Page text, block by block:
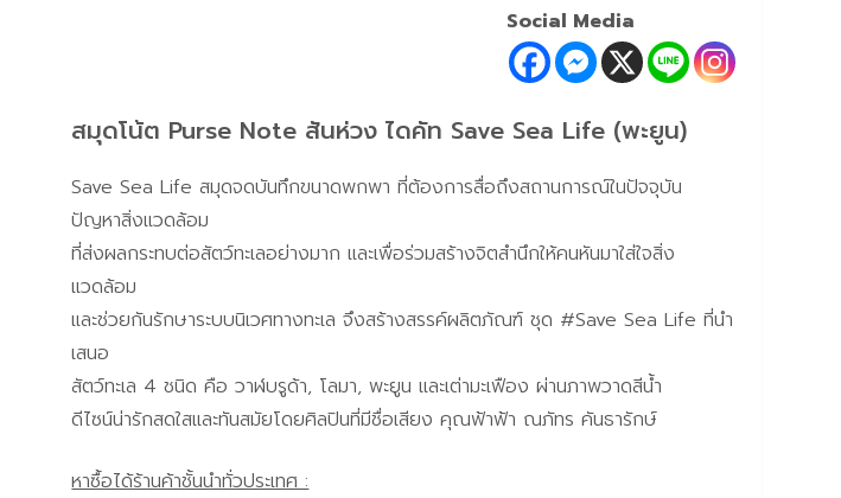
Social Media
สมุดโน้ต Purse Note สันห่วง ไดคัท Save Sea Life (พะยูน)
Save Sea Life สมุดจดบันทึกขนาดพกพา ที่ต้องการสื่อถึงสถานการณ์ในปัจจุบัน
ปัญหาสิ่งแวดล้อม
ที่ส่งผลกระทบต่อสัตว์ทะเลอย่างมาก และเพื่อร่วมสร้างจิตสำนึกให้คนหันมาใส่ใจสิ่ง
แวดล้อม
และช่วยกันรักษาระบบนิเวศทางทะเล จึงสร้างสรรค์ผลิตภัณฑ์ ชุด #Save Sea Life ที่นำ
เสนอ
สัตว์ทะเล 4 ชนิด คือ วาฬบรูด้า, โลมา, พะยูน และเต่ามะเฟือง ผ่านภาพวาดสีน้ำ
ดีไซน์น่ารักสดใสและทันสมัยโดยศิลปินที่มีชื่อเสียง คุณฟ้าฟ้า ณภัทร คันธารักษ์
หาซื้อได้ร้านค้าชั้นนำทั่วประเทศ :